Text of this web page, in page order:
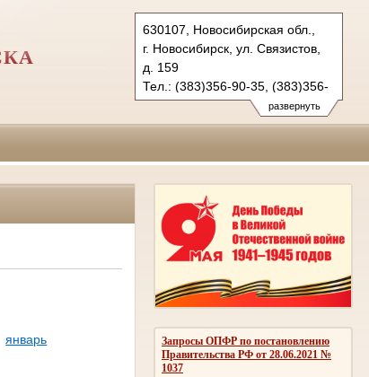
развернуть
630107, Новосибирская обл.,
г. Новосибирск, ул. Связистов,
д. 159
Тел.: (383)356-90-35, (383)356-
90-36 (ф.)
leninsky.nsk@sudrf.ru
Запросы ОПФР по постановлению
Правительства РФ от 28.06.2021 №
1037
январь